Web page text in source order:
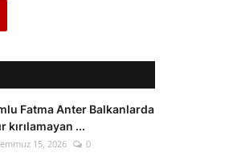
Fatma Anter Balkanlarda
kırılamayan ...
15, 2026 0